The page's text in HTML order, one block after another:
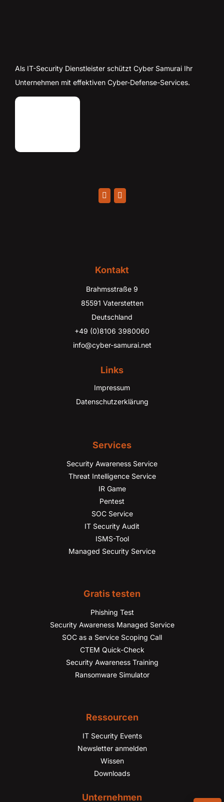
Als IT-Security Dienstleister schützt Cyber Samurai Ihr
Unternehmen mit effektiven Cyber-Defense-Services.
Kontakt
Brahmsstraße 9
85591 Vaterstetten
Deutschland
+49 (0)8106 3980060
info@cyber-samurai.net
Links
Impressum
Datenschutzerklärung
Services
Security Awareness Service
Threat Intelligence Service
IR Game
Pentest
SOC Service
IT Security Audit
ISMS-Tool
Managed Security Service
Gratis testen
Phishing Test
Security Awareness Managed Service
SOC as a Service Scoping Call
CTEM Quick-Check
Security Awareness Training
Ransomware Simulator
Ressourcen
IT Security Events
Newsletter anmelden
Wissen
Downloads
Unternehmen